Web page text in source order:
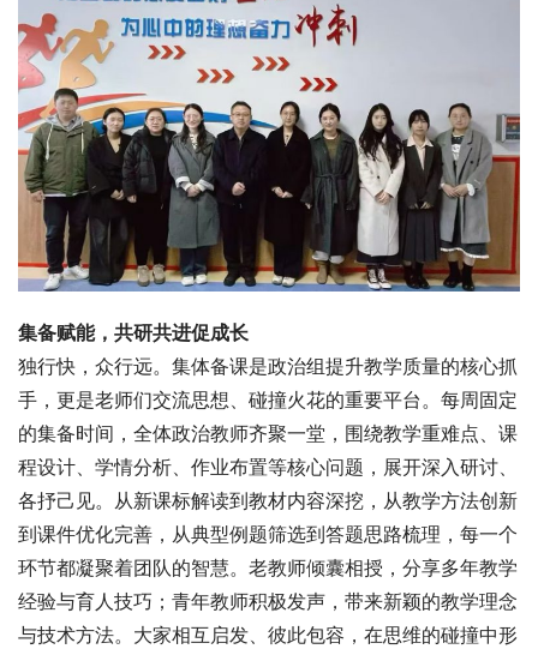
集备赋能，共研共进促成长
独行快，众行远。集体备课是政治组提升教学质量的核心抓
手，更是老师们交流思想、碰撞火花的重要平台。每周固定
的集备时间，全体政治教师齐聚一堂，围绕教学重难点、课
程设计、学情分析、作业布置等核心问题，展开深入研讨、
各抒己见。从新课标解读到教材内容深挖，从教学方法创新
到课件优化完善，从典型例题筛选到答题思路梳理，每一个
环节都凝聚着团队的智慧。老教师倾囊相授，分享多年教学
经验与育人技巧；青年教师积极发声，带来新颖的教学理念
与技术方法。大家相互启发、彼此包容，在思维的碰撞中形